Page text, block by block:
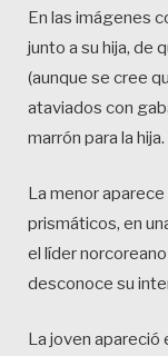
En las imágenes
junto a su hija, de
(aunque se cree
ataviados con
marrón para la hija.
La menor
prismáticos, en
el líder
desconoce su
La joven